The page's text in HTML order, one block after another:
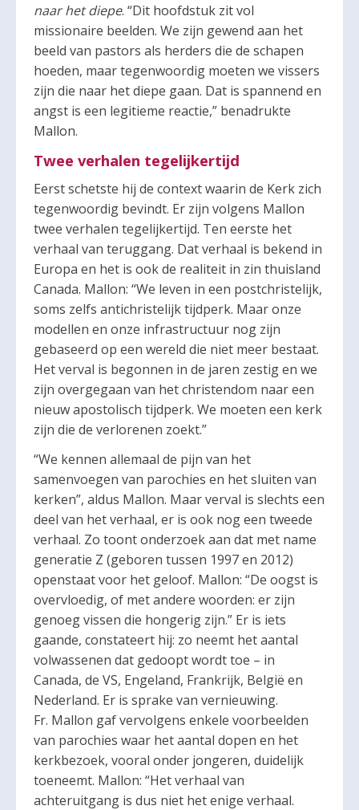
naar het diepe. “Dit hoofdstuk zit vol
missionaire beelden. We zijn gewend aan het
beeld van pastors als herders die de schapen
hoeden, maar tegenwoordig moeten we vissers
zijn die naar het diepe gaan. Dat is spannend en
angst is een legitieme reactie,” benadrukte
Mallon.
Twee verhalen tegelijkertijd
Eerst schetste hij de context waarin de Kerk zich
tegenwoordig bevindt. Er zijn volgens Mallon
twee verhalen tegelijkertijd. Ten eerste het
verhaal van teruggang. Dat verhaal is bekend in
Europa en het is ook de realiteit in zin thuisland
Canada. Mallon: “We leven in een postchristelijk,
soms zelfs antichristelijk tijdperk. Maar onze
modellen en onze infrastructuur nog zijn
gebaseerd op een wereld die niet meer bestaat.
Het verval is begonnen in de jaren zestig en we
zijn overgegaan van het christendom naar een
nieuw apostolisch tijdperk. We moeten een kerk
zijn die de verlorenen zoekt.”
“We kennen allemaal de pijn van het
samenvoegen van parochies en het sluiten van
kerken”, aldus Mallon. Maar verval is slechts een
deel van het verhaal, er is ook nog een tweede
verhaal. Zo toont onderzoek aan dat met name
generatie Z (geboren tussen 1997 en 2012)
openstaat voor het geloof. Mallon: “De oogst is
overvloedig, of met andere woorden: er zijn
genoeg vissen die hongerig zijn.” Er is iets
gaande, constateert hij: zo neemt het aantal
volwassenen dat gedoopt wordt toe – in
Canada, de VS, Engeland, Frankrijk, België en
Nederland. Er is sprake van vernieuwing.
Fr. Mallon gaf vervolgens enkele voorbeelden
van parochies waar het aantal dopen en het
kerkbezoek, vooral onder jongeren, duidelijk
toeneemt. Mallon: “Het verhaal van
achteruitgang is dus niet het enige verhaal.